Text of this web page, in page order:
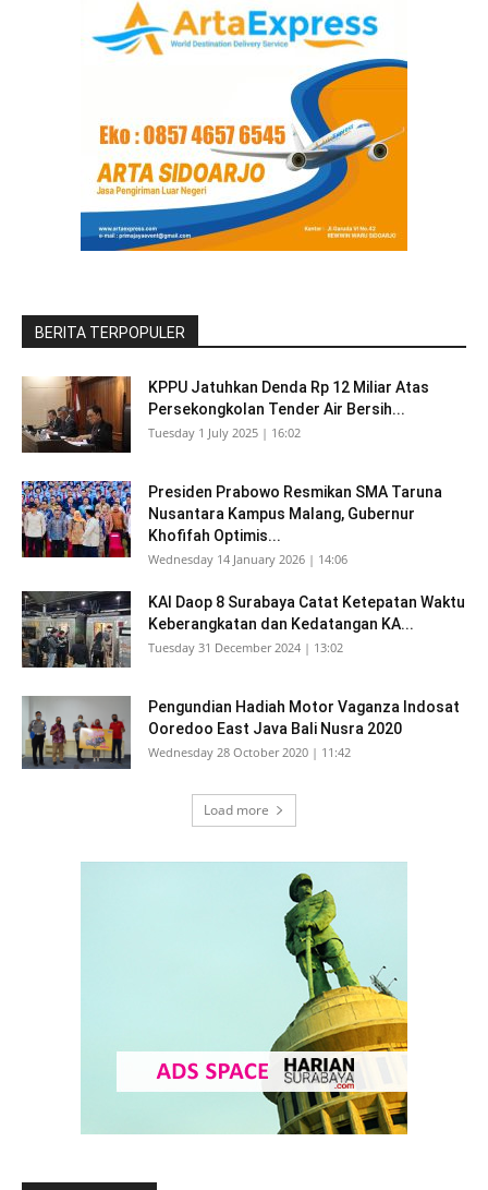
BERITA TERPOPULER
KPPU Jatuhkan Denda Rp 12 Miliar Atas
Persekongkolan Tender Air Bersih...
Tuesday 1 July 2025 | 16:02
Presiden Prabowo Resmikan SMA Taruna
Nusantara Kampus Malang, Gubernur
Khofifah Optimis...
Wednesday 14 January 2026 | 14:06
KAI Daop 8 Surabaya Catat Ketepatan Waktu
Keberangkatan dan Kedatangan KA...
Tuesday 31 December 2024 | 13:02
Pengundian Hadiah Motor Vaganza Indosat
Ooredoo East Java Bali Nusra 2020
Wednesday 28 October 2020 | 11:42
Load more